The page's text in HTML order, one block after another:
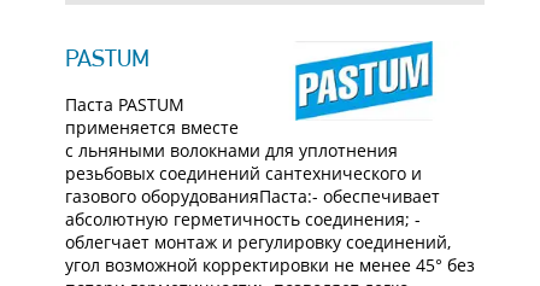
PASTUM
Паста PASTUM
применяется вместе
с льняными волокнами для уплотнения
резьбовых соединений сантехнического и
газового оборудованияПаста:- обеспечивает
абсолютную герметичность соединения; -
облегчает монтаж и регулировку соединений,
угол возможной корректировки не менее 45° без